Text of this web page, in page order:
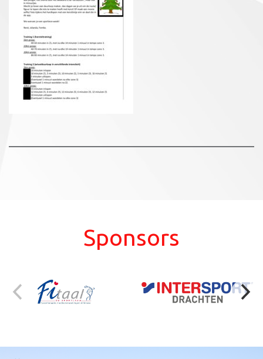
Sponsors